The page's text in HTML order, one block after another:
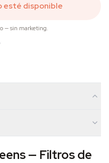
esté disponible
— sin marketing.
— Filtros de